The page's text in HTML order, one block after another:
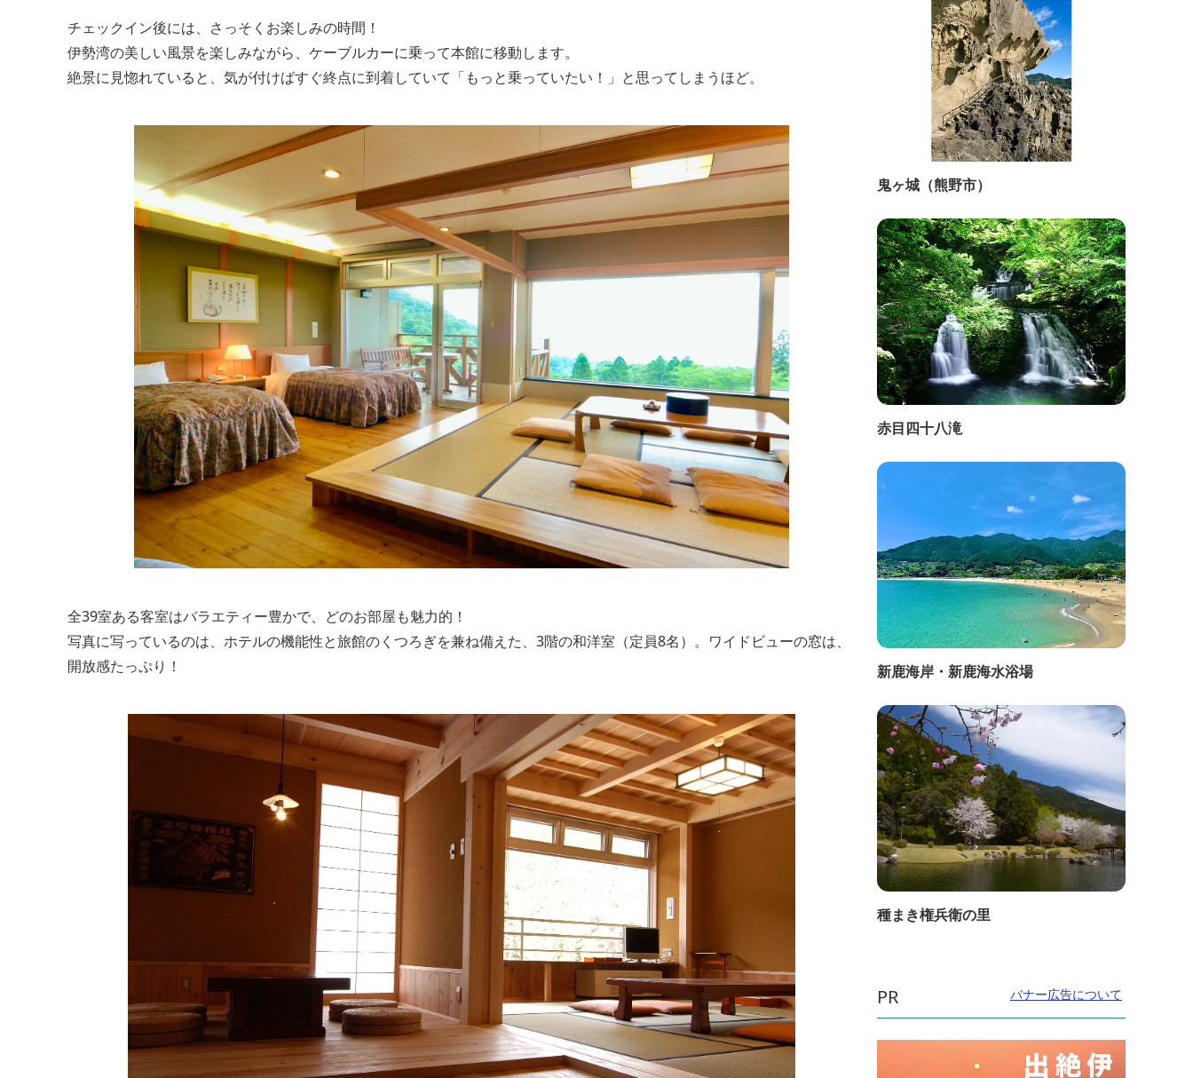
チェックイン後には、さっそくお楽しみの時間！
伊勢湾の美しい風景を楽しみながら、ケーブルカーに乗って本館に移動します。
絶景に見惚れていると、気が付けばすぐ終点に到着していて「もっと乗っていたい！」と思ってしまうほど。
全39室ある客室はバラエティー豊かで、どのお部屋も魅力的！
写真に写っているのは、ホテルの機能性と旅館のくつろぎを兼ね備えた、3階の和洋室（定員8名）。ワイドビューの窓は、
開放感たっぷり！
鬼ヶ城（熊野市）
赤目四十八滝
新鹿海岸・新鹿海水浴場
種まき権兵衛の里
PR バナー広告について